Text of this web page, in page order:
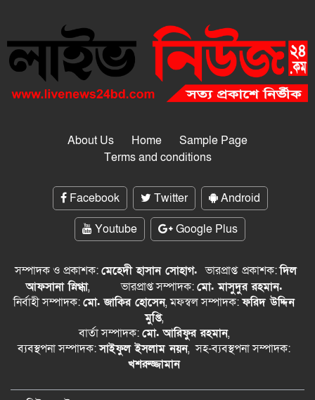
About Us Home
Sample Page
Terms and conditions
Facebook Twitter
Android
Youtube
Google Plus
সম্পাদক ও প্রকাশক:মেহেদী হাসান সোহাগ.ভারপ্রাপ্ত প্রকাশক:দিল
আফসানা স্নিগ্ধা, ভারপ্রাপ্ত সম্পাদক:মো. মাসুদুর রহমান.
নির্বাহী সম্পাদক:মো. জাকির হোসেন, মফস্বল সম্পাদক:ফরিদ উদ্দিন
মুপ্তি,
বার্তা সম্পাদক:মো. আরিফুর রহমান,
ব্যবস্থপনা সম্পাদক:সাইফুল ইসলাম নয়ন, সহ-ব্যবস্থপনা সম্পাদক:
খশরুজ্জামান